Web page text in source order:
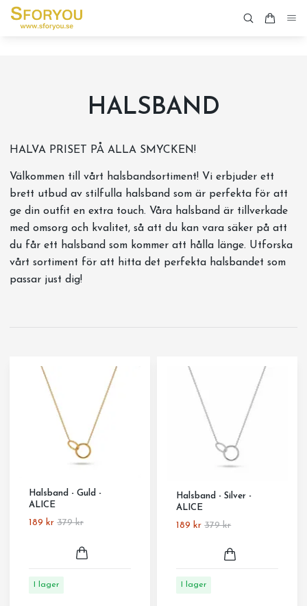
HALSBAND
HALVA PRISET PÅ ALLA SMYCKEN!
Välkommen till vårt halsbandsortiment! Vi erbjuder ett
brett utbud av stilfulla halsband som är perfekta för att
ge din outfit en extra touch. Våra halsband är tillverkade
med omsorg och kvalitet, så att du kan vara säker på att
du får ett halsband som kommer att hålla länge. Utforska
vårt sortiment för att hitta det perfekta halsbandet som
passar just dig!
Halsband - Guld -
ALICE
189 kr 379 kr
I lager
Halsband - Silver -
ALICE
189 kr 379 kr
I lager